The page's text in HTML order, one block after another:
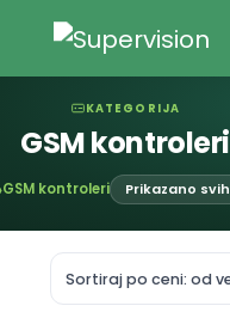
KATEGORIJA
GSM kontroleri
GSM kontroleri Prikazano svih